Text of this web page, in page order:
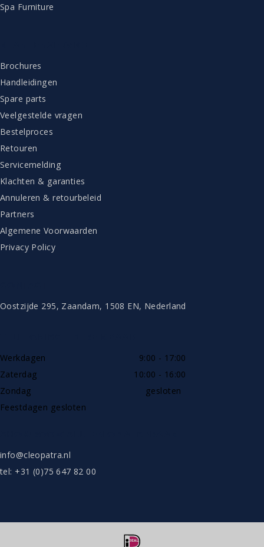
Spa Furniture
Brochures
Handleidingen
Spare parts
Veelgestelde vragen
Bestelproces
Retouren
Servicemelding
Klachten & garanties
Annuleren & retourbeleid
Partners
Algemene Voorwaarden
Privacy Policy
Oostzijde 295, Zaandam, 1508 EN, Nederland
Werkdagen
9:00 - 17:00
Zaterdag
10:00 - 16:00
Zondag
gesloten
Feestdagen gesloten
info@cleopatra.nl
tel: +31 (0)75 647 82 00